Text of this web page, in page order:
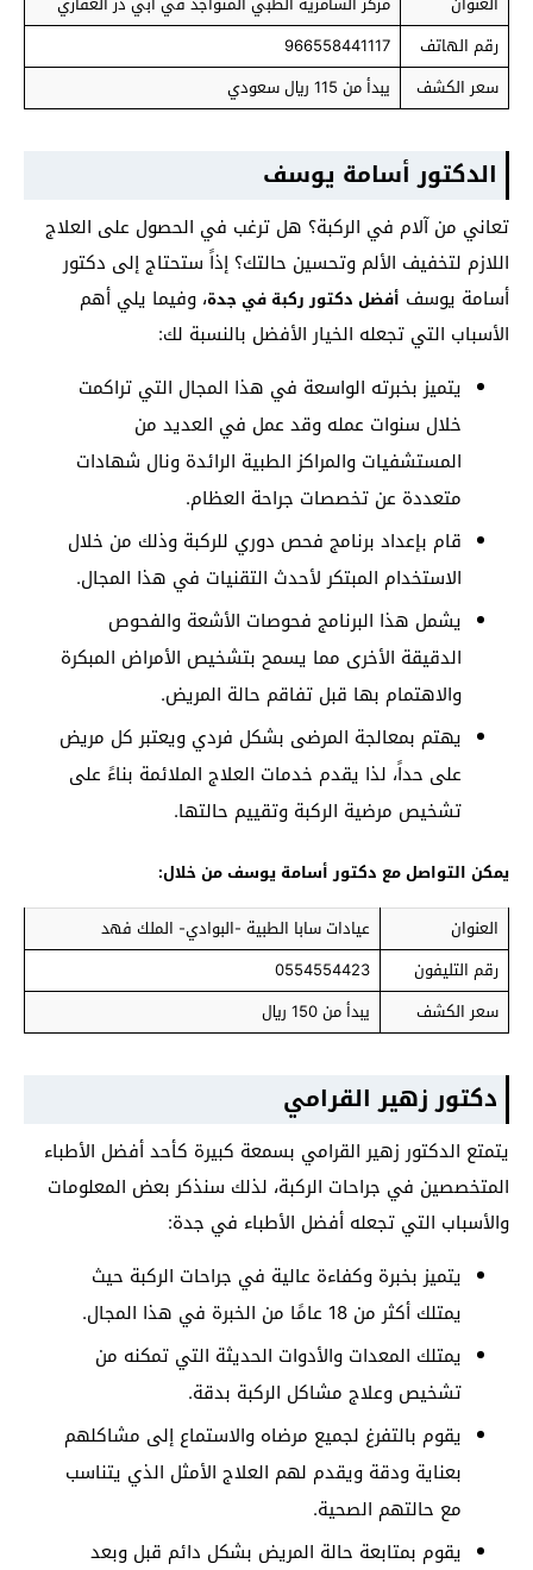
رقم الهاتف
966558441117
سعر الكشف
يبدأ من 115 ريال سعودي
الدكتور أسامة يوسف
تعاني من آلام في الركبة؟ هل ترغب في الحصول على العلاج
اللازم لتخفيف الألم وتحسين حالتك؟ إذاً ستحتاج إلى دكتور
أسامة يوسف أفضل دكتور ركبة في جدة، وفيما يلي أهم
الأسباب التي تجعله الخيار الأفضل بالنسبة لك:
يتميز بخبرته الواسعة في هذا المجال التي تراكمت
خلال سنوات عمله وقد عمل في العديد من
المستشفيات والمراكز الطبية الرائدة ونال شهادات
متعددة عن تخصصات جراحة العظام.
قام بإعداد برنامج فحص دوري للركبة وذلك من خلال
الاستخدام المبتكر لأحدث التقنيات في هذا المجال.
يشمل هذا البرنامج فحوصات الأشعة والفحوص
الدقيقة الأخرى مما يسمح بتشخيص الأمراض المبكرة
والاهتمام بها قبل تفاقم حالة المريض.
يهتم بمعالجة المرضى بشكل فردي ويعتبر كل مريض
على حداً، لذا يقدم خدمات العلاج الملائمة بناءً على
تشخيص مرضية الركبة وتقييم حالتها.
يمكن التواصل مع دكتور أسامة يوسف من خلال:
العنوان
عيادات سابا الطبية -البوادي- الملك فهد
رقم التليفون
0554554423
سعر الكشف
يبدأ من 150 ريال
دكتور زهير القرامي
يتمتع الدكتور زهير القرامي بسمعة كبيرة كأحد أفضل الأطباء
المتخصصين في جراحات الركبة، لذلك سنذكر بعض المعلومات
والأسباب التي تجعله أفضل الأطباء في جدة:
يتميز بخبرة وكفاءة عالية في جراحات الركبة حيث
يمتلك أكثر من 18 عامًا من الخبرة في هذا المجال.
يمتلك المعدات والأدوات الحديثة التي تمكنه من
تشخيص وعلاج مشاكل الركبة بدقة.
يقوم بالتفرغ لجميع مرضاه والاستماع إلى مشاكلهم
بعناية ودقة ويقدم لهم العلاج الأمثل الذي يتناسب
مع حالتهم الصحية.
يقوم بمتابعة حالة المريض بشكل دائم قبل وبعد